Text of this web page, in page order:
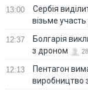
13:00
Сербія
візьме участь
12:37
Болгарія
з дроном
28
12:13
Пентагон
виробництво